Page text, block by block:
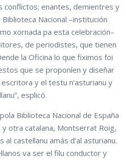
conflictos; enantes, demientres y
Nacional –institución
xornada pa esta celebración–
de periodistes, que tienen
la Oficina lo que fiximos foi
que se proponíen y diseñar
y el testu n’asturianu y
esplicó.
Biblioteca Nacional de España
y otra catalana, Montserrat Roig,
castellanu amás d’al asturianu.
va ser el filu conductor y